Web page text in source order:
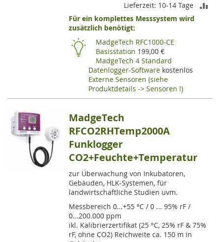
Lieferzeit: 10-14 Tage
Für ein komplettes Messsystem wird
zusätzlich benötigt:
MadgeTech RFC1000-CE
Basisstation 199,00 €
MadgeTech 4 Standard
Datenlogger-Software kostenlos
Externe Sensoren (siehe
Produktdetails -> Sensoren !)
MadgeTech
RFCO2RHTemp2000A
Funklogger
CO2+Feuchte+Temperatur
zur Überwachung von Inkubatoren,
Gebäuden, HLK-Systemen, für
landwirtschaftliche Studien uvm.
Messbereich 0...+55 °C / 0 ... 95% rF /
0...200.000 ppm
ikl. Kalibrierzertifikat (25 °C, 25% rF & 75%
rF, ohne CO2) Reichweite ca. 150 m in